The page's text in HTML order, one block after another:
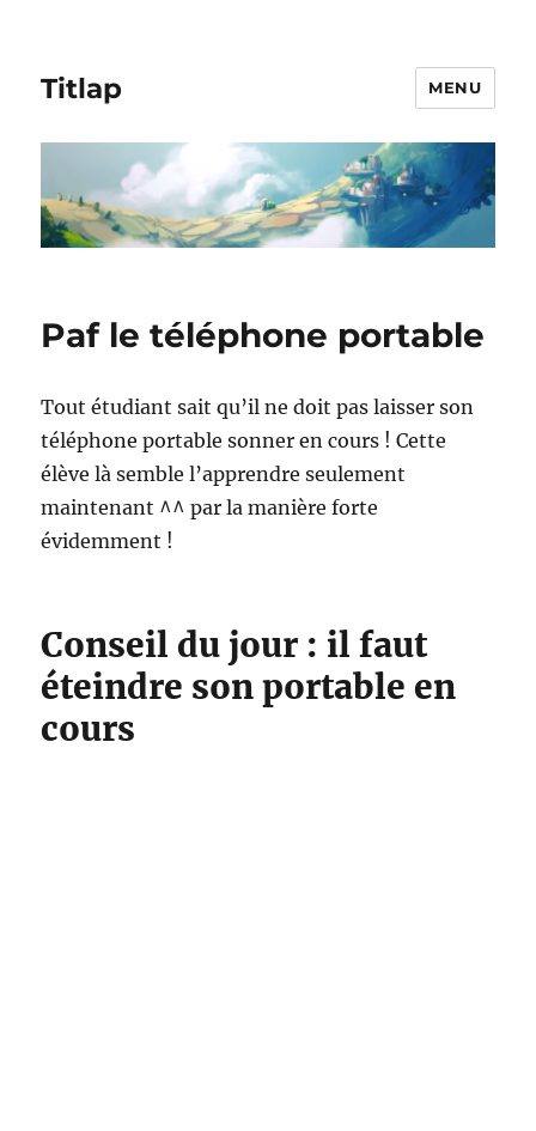
Titlap MENU
Paf le téléphone portable
Tout étudiant sait qu’il ne doit pas laisser son
téléphone portable sonner en cours ! Cette
élève là semble l’apprendre seulement
maintenant ^^ par la manière forte
évidemment !
Conseil du jour : il faut
éteindre son portable en
cours